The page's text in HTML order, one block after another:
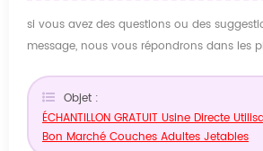
si vous avez des questions ou des
message, nous vous répondrons dans les
Objet :
ÉCHANTILLON GRATUIT Usine Directe
Bon Marché Couches Adultes Jetables